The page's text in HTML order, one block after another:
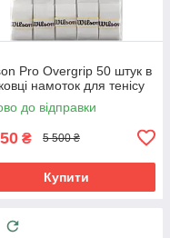
Pro Overgrip 50 штук в
намоток для тенісу
до відправки
₴ 5 500 ₴
Купити